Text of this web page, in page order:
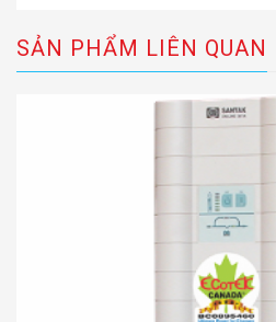
SẢN PHẨM LIÊN QUAN